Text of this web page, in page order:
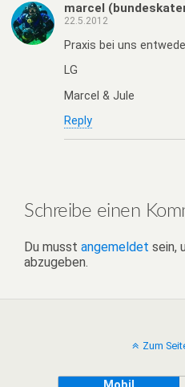
marcel
22.5.2012
Praxis bei uns
LG
Marcel & Jule
Reply
Schreibe einen
Du musst angemeldet sein,
abzugeben.
Zum